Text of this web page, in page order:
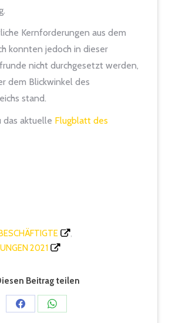
Kernforderungen aus dem
konnten jedoch in dieser
nicht durchgesetzt werden,
dem Blickwinkel des
stand.
das aktuelle Flugblatt des
2021
Beitrag teilen
Share
Share